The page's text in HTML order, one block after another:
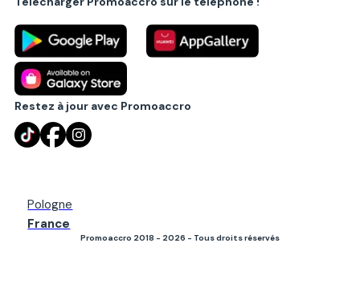
Villes principales
Politique de confidentialité
Règlements
Partenariat B2B
Blog
Contact
Restez à jour avec Promoaccro
Pologne
France
Promoaccro 2018 - 2026 - Tous droits réservés